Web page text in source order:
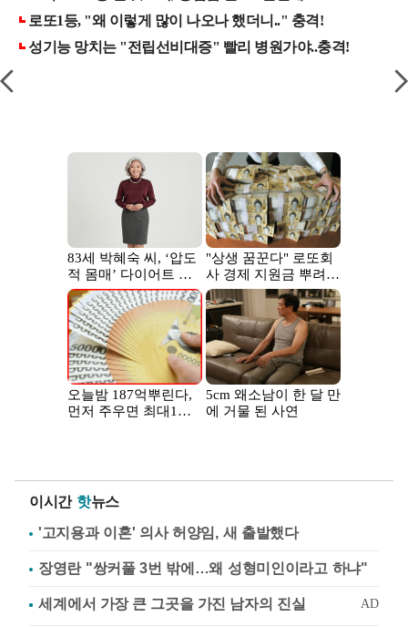
이시간 핫뉴스
'고지용과 이혼' 의사 허양임, 새 출발했다
장영란 "쌍커풀 3번 밖에…왜 성형미인이라고 하냐"